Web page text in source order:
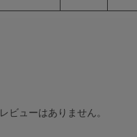
レビューはありません。